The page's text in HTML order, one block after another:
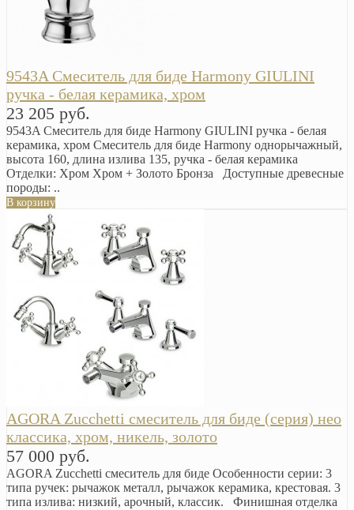
9543A Смеситель для биде Harmony GIULINI
ручка - белая керамика, хром
23 205 руб.
9543A Смеситель для биде Harmony GIULINI ручка - белая
керамика, хром Смеситель для биде Harmony однорычажный,
высота 160, длина излива 135, ручка - белая керамика
Oтделки: Хром Хром + Золото Бронза Доступные древесные
породы: ..
В корзину
AGORA Zucchetti смеситель для биде (серия) нео
классика, хром, никель, золото
57 000 руб.
AGORA Zucchetti смеситель для биде Особенности серии: 3
типа ручек: рычажок металл, рычажок керамика, крестовая. 3
типа излива: низкий, арочный, классик. Финишная отделка